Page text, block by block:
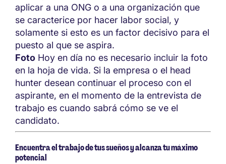
aplicar a una ONG o a una organización que
se caracterice por hacer labor social, y
solamente si esto es un factor decisivo para el
puesto al que se aspira.
Foto Hoy en día no es necesario incluir la foto
en la hoja de vida. Si la empresa o el head
hunter desean continuar el proceso con el
aspirante, en el momento de la entrevista de
trabajo es cuando sabrá cómo se ve el
candidato.
Encuentra el trabajo de tus sueños y alcanza tu máximo
potencial